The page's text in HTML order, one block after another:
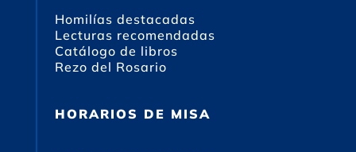
Homilías destacadas
Lecturas recomendadas
Catálogo de libros
Rezo del Rosario
HORARIOS DE MISA